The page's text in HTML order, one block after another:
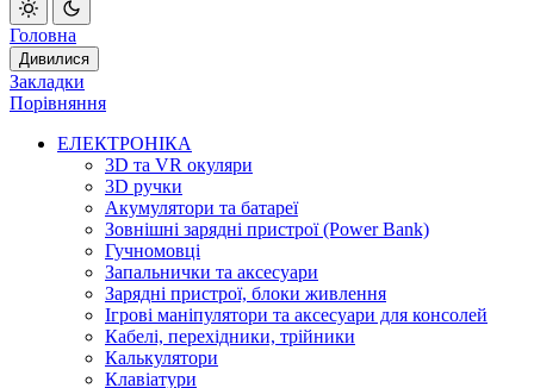
Головна
Дивилися
Закладки
Порівняння
ЕЛЕКТРОНІКА
3D та VR окуляри
3D ручки
Акумулятори та батареї
Зовнішні зарядні пристрої (Power Bank)
Гучномовці
Запальнички та аксесуари
Зарядні пристрої, блоки живлення
Ігрові маніпулятори та аксесуари для консолей
Кабелі, перехідники, трійники
Калькулятори
Клавіатури